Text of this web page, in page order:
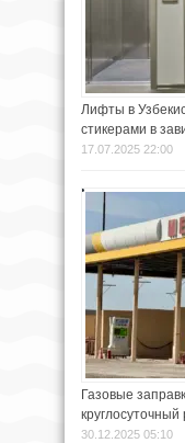
Лифты в
стикерами в
17.07.2025 22:00
Газовые
30.12.2025 05:10